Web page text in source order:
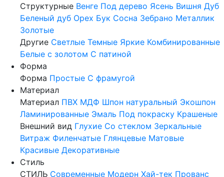
Структурные Венге Под дерево Ясень Вишня Дуб
Беленый дуб Орех Бук Сосна Зебрано Металлик
Золотые
Другие Светлые Темные Яркие Комбинированные
Белые с золотом С патиной
Форма
Форма Простые С фрамугой
Материал
Материал ПВХ МДФ Шпон натуральный Экошпон
Ламинированные Эмаль Под покраску Крашеные
Внешний вид Глухие Со стеклом Зеркальные
Витраж Филенчатые Глянцевые Матовые
Красивые Декоративные
Стиль
СТИЛЬ Современные Модерн Хай-тек Прованс